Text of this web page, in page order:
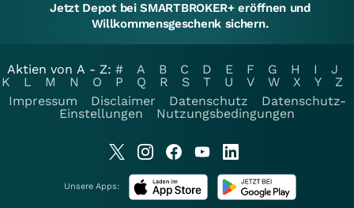
Jetzt Depot bei SMARTBROKER+ eröffnen und
Willkommensgeschenk sichern.
Aktien von A - Z: # A B C D E F G H I
J
K
L M N O P Q R S T U V W X Y
Z
Impressum
Disclaimer Datenschutz
Datenschutz-
Einstellungen
Nutzungsbedingungen
Unsere Apps: